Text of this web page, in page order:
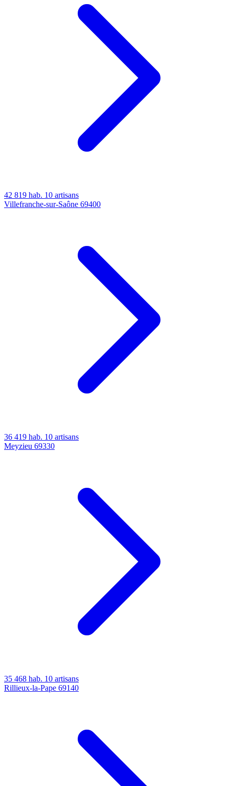
42 819 hab. 10 artisans
Villefranche-sur-Saône 69400
36 419 hab. 10 artisans
Meyzieu 69330
35 468 hab. 10 artisans
Rillieux-la-Pape 69140